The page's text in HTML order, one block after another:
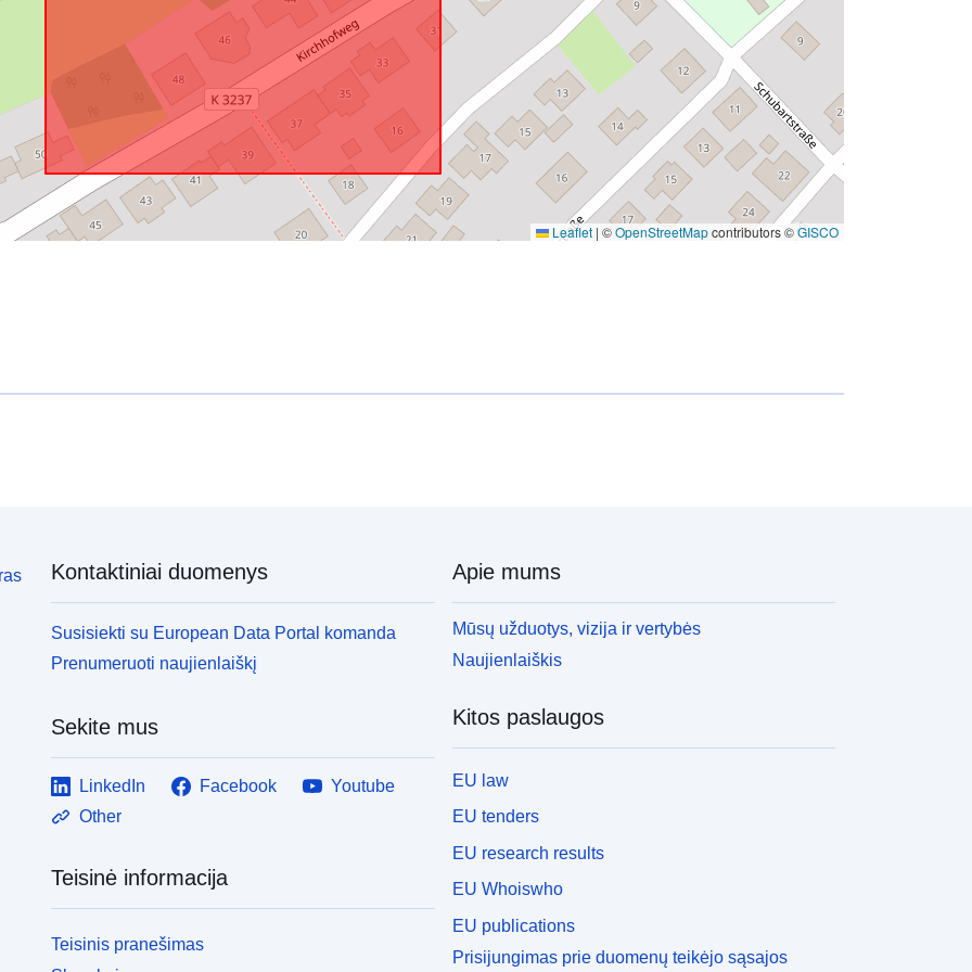
Leaflet | ©OpenStreetMapcontributors ©GISCO
Kontaktiniai duomenys
Susisiekti su European Data Portal komanda
Prenumeruoti naujienlaiškį
Sekite mus
LinkedIn Facebook
Youtube
Other
Teisinė informacija
Teisinis pranešimas
Apie mums
Mūsų užduotys, vizija ir vertybės
Naujienlaiškis
Kitos paslaugos
EU law
EU tenders
EU research results
EU Whoiswho
EU publications
Prisijungimas prie duomenų teikėjo sąsajos